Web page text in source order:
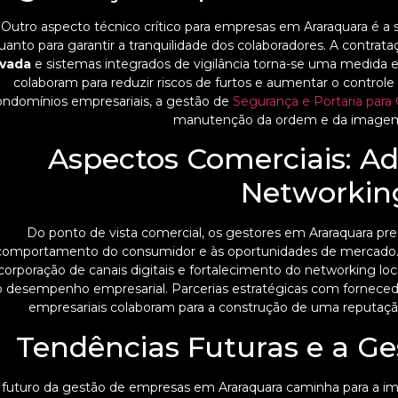
Outro aspecto técnico crítico para empresas em Araraquara é
para garantir a tranquilidade dos colaboradores. A
e sistemas integrados de vigilância torna-se uma medida
colaboram para reduzir riscos de furtos e aumentar o
empresariais, a gestão de Segurança e Portaria para
manutenção da ordem e da
Aspectos Comerciais:
Do ponto de vista comercial, os gestores em Araraquara
do consumidor e às oportunidades de
de canais digitais e fortalecimento do networking
desempenho empresarial. Parcerias estratégicas com
empresariais colaboram para a construção de uma
Tendências Futuras e a
futuro da gestão de empresas em Araraquara caminha para a